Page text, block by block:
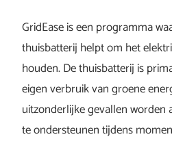
GridEase is een programma
thuisbatterij helpt om het
houden. De thuisbatterij is
eigen verbruik van groene
uitzonderlijke gevallen worden
te ondersteunen tijdens